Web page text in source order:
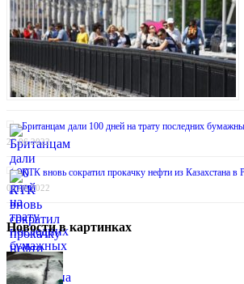
Британцам дали 100 дней на трату последних
27.06.2022
КТК вновь сократил прокачку нефти из Казахстана в
05.08.2022
Новости в картинках